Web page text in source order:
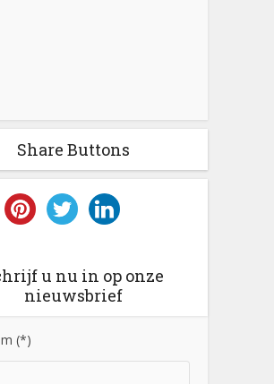
Share Buttons
u nu in op onze
nieuwsbrief
(*)